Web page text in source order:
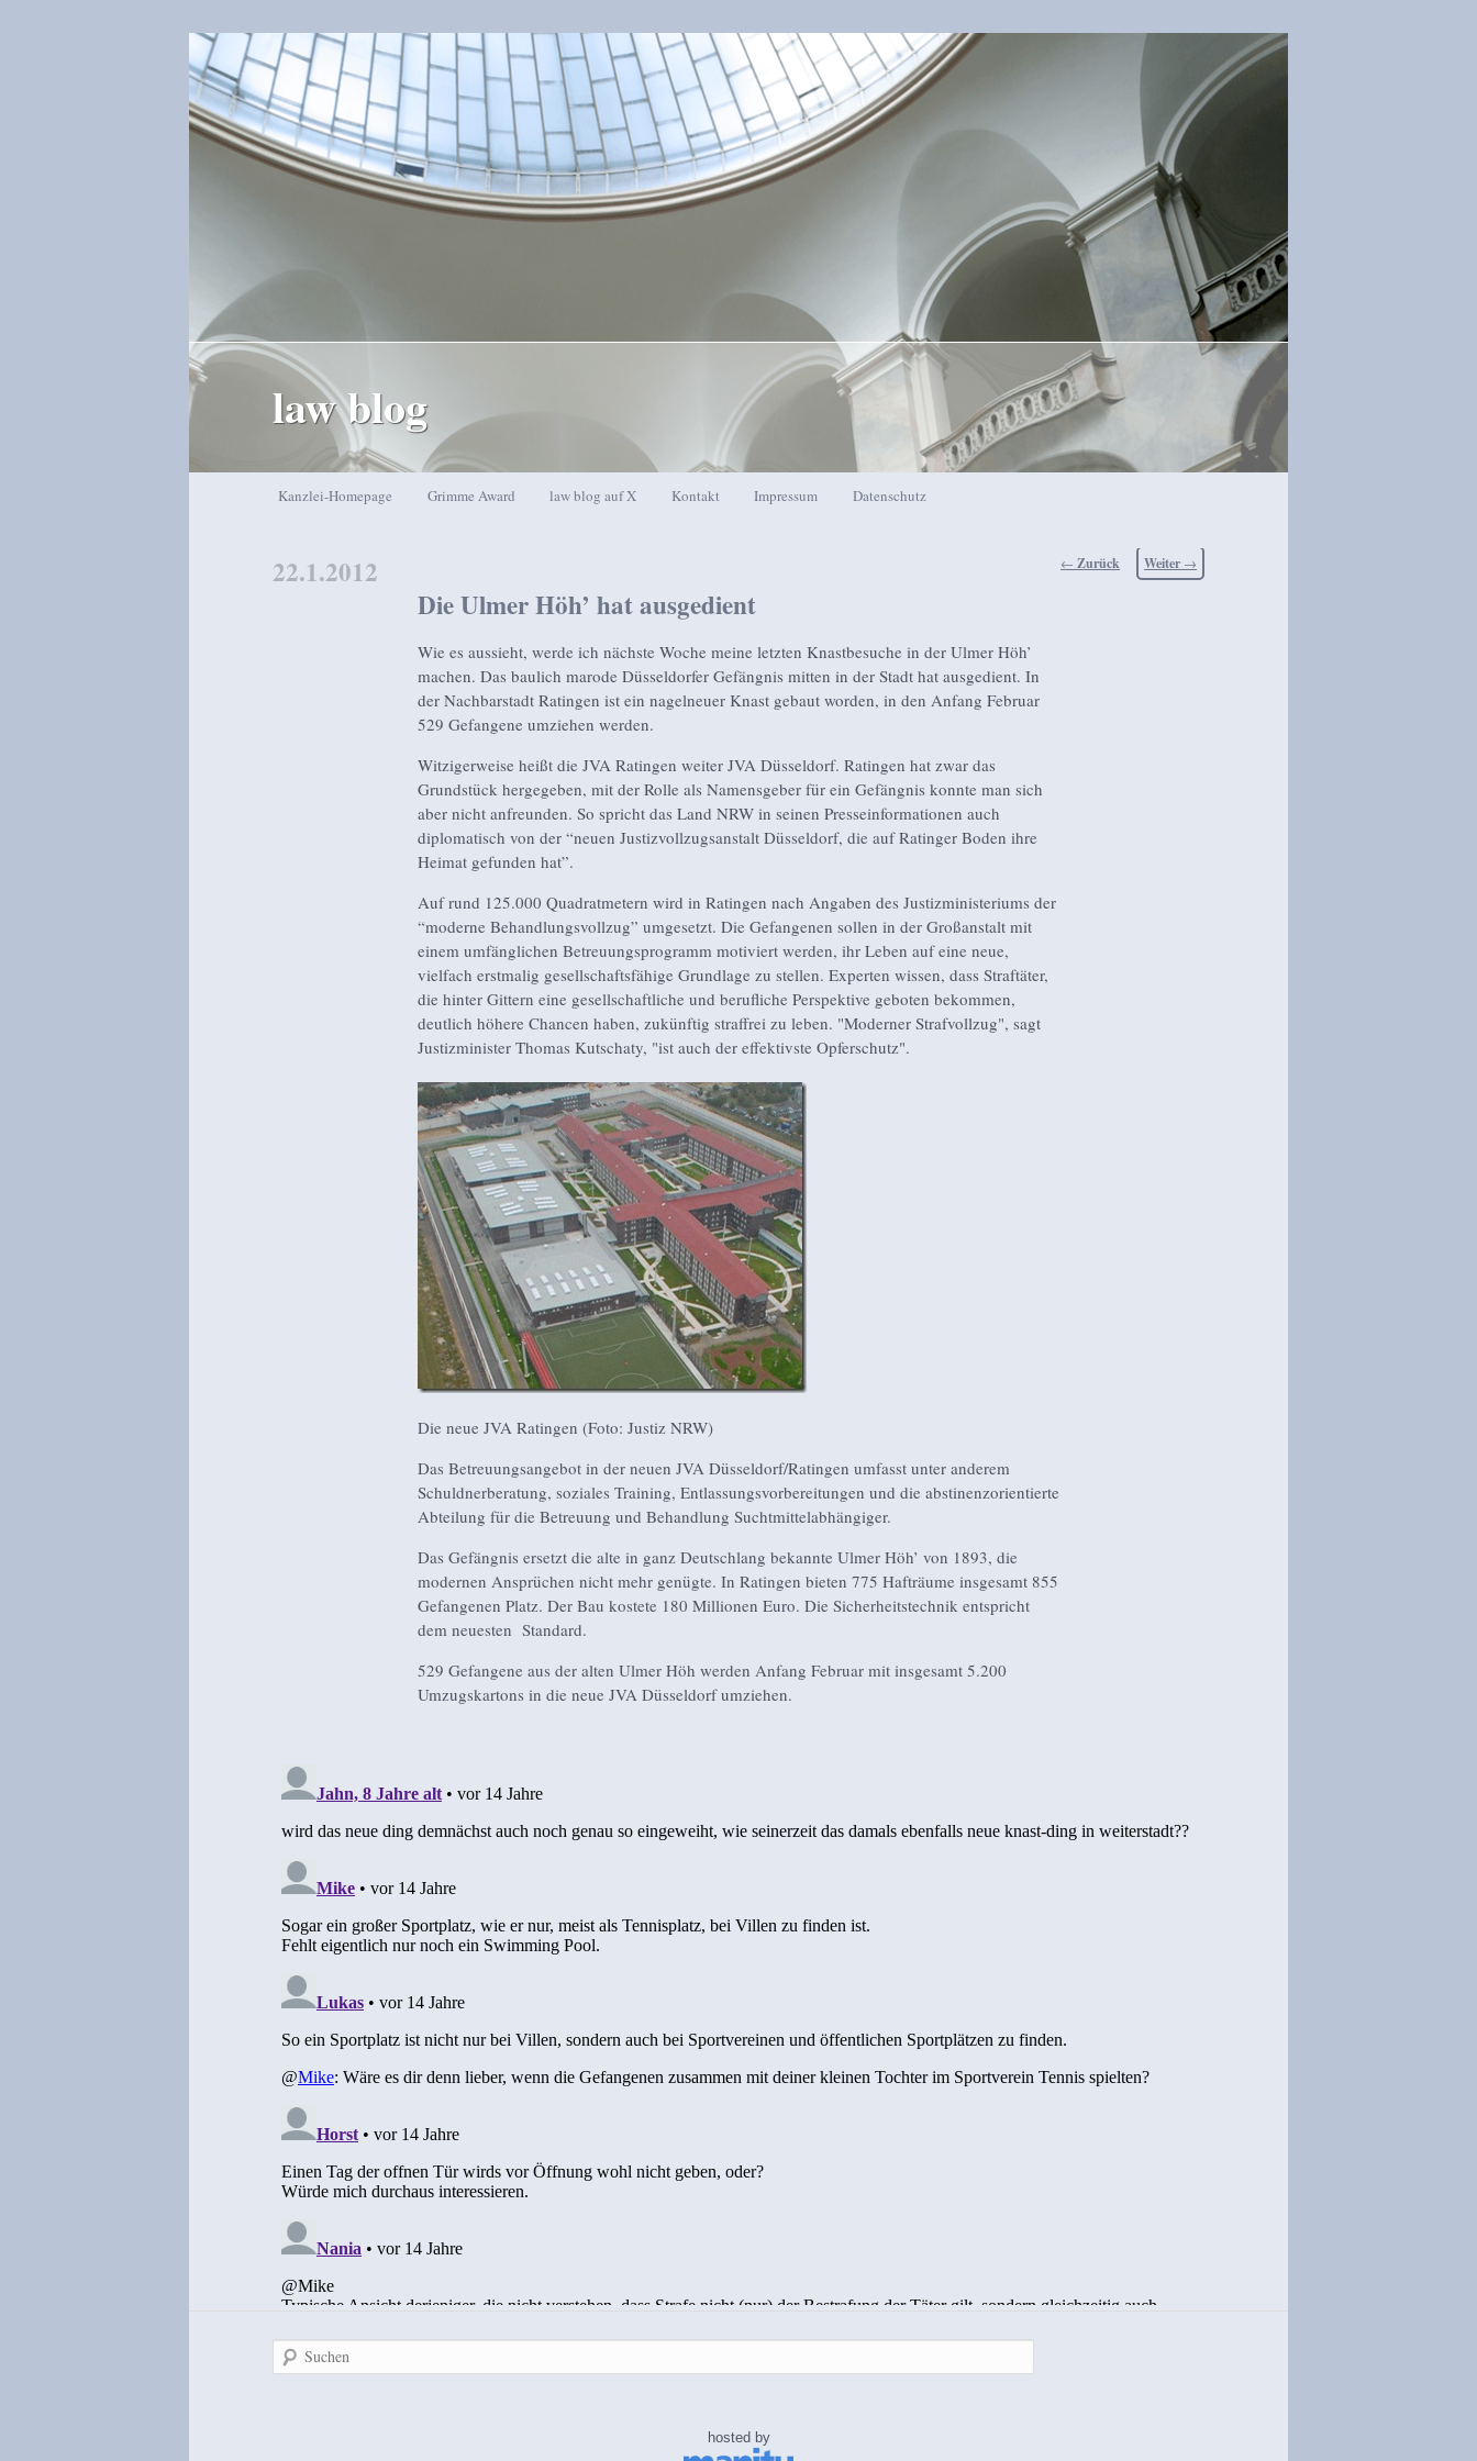
law blog
Zum Inhalt wechseln
Zum sekundären Inhalt wechseln
Kanzlei-Homepage Grimme Award law blog auf X Kontakt Impressum Datenschutz
Beitragsnavigation
← Zurück Weiter →
Die Ulmer Höh’ hat ausgedient
22.1.2012
Wie es aussieht, werde ich nächste Woche meine letzten Knastbesuche in der Ulmer Höh’
machen. Das baulich marode Düsseldorfer Gefängnis mitten in der Stadt hat ausgedient. In
der Nachbarstadt Ratingen ist ein nagelneuer Knast gebaut worden, in den Anfang Februar
529 Gefangene umziehen werden.
Witzigerweise heißt die JVA Ratingen weiter JVA Düsseldorf. Ratingen hat zwar das
Grundstück hergegeben, mit der Rolle als Namensgeber für ein Gefängnis konnte man sich
aber nicht anfreunden. So spricht das Land NRW in seinen Presseinformationen auch
diplomatisch von der “neuen Justizvollzugsanstalt Düsseldorf, die auf Ratinger Boden ihre
Heimat gefunden hat”.
Auf rund 125.000 Quadratmetern wird in Ratingen nach Angaben des Justizministeriums der
“moderne Behandlungsvollzug” umgesetzt. Die Gefangenen sollen in der Großanstalt mit
einem umfänglichen Betreuungsprogramm motiviert werden, ihr Leben auf eine neue,
vielfach erstmalig gesellschaftsfähige Grundlage zu stellen. Experten wissen, dass Straftäter,
die hinter Gittern eine gesellschaftliche und berufliche Perspektive geboten bekommen,
deutlich höhere Chancen haben, zukünftig straffrei zu leben. "Moderner Strafvollzug", sagt
Justizminister Thomas Kutschaty, "ist auch der effektivste Opferschutz".
Die neue JVA Ratingen (Foto: Justiz NRW)
Das Betreuungsangebot in der neuen JVA Düsseldorf/Ratingen umfasst unter anderem
Schuldnerberatung, soziales Training, Entlassungsvorbereitungen und die abstinenzorientierte
Abteilung für die Betreuung und Behandlung Suchtmittelabhängiger.
Das Gefängnis ersetzt die alte in ganz Deutschlang bekannte Ulmer Höh’ von 1893, die
modernen Ansprüchen nicht mehr genügte. In Ratingen bieten 775 Hafträume insgesamt 855
Gefangenen Platz. Der Bau kostete 180 Millionen Euro. Die Sicherheitstechnik entspricht
dem neuesten Standard.
529 Gefangene aus der alten Ulmer Höh werden Anfang Februar mit insgesamt 5.200
Umzugskartons in die neue JVA Düsseldorf umziehen.
Suchen
hosted by